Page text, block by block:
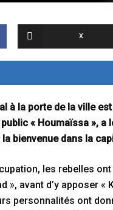
X
à la porte de la ville
« Houmaïssa »,
bienvenue dans la
les rebelles
», avant d’y apposer
personnalités ont